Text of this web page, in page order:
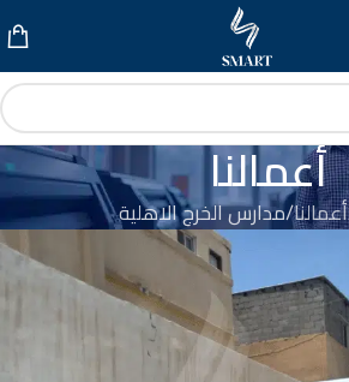
أعمالنا
أعمالنا مدارس الخرج الاهلية